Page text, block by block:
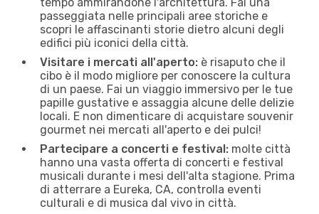
passeggiata nelle principali aree storiche e
scopri le affascinanti storie dietro alcuni degli
edifici più iconici della città.
Visitare i mercati all'aperto: è risaputo che il
cibo è il modo migliore per conoscere la cultura
di un paese. Fai un viaggio immersivo per le tue
papille gustative e assaggia alcune delle delizie
locali. E non dimenticare di acquistare souvenir
gourmet nei mercati all'aperto e dei pulci!
Partecipare a concerti e festival: molte città
hanno una vasta offerta di concerti e festival
musicali durante i mesi dell'alta stagione. Prima
di atterrare a Eureka, CA, controlla eventi
culturali e di musica dal vivo in città.